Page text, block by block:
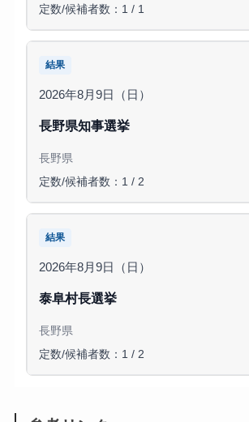
定数/候補者数：1 / 1
結果
2026年8月9日（日）
長野県知事選挙
長野県
定数/候補者数：1 / 2
結果
2026年8月9日（日）
泰阜村長選挙
長野県
定数/候補者数：1 / 2